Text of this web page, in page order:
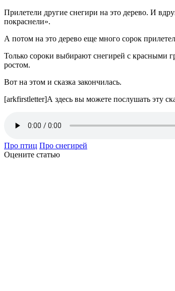
Прилетели другие снегири на это дерево. И
покраснели».
А потом на это дерево еще много сорок
Только сороки выбирают снегирей с красными
ростом.
Вот на этом и сказка закончилась.
[arkfirstletter]А здесь вы можете послушать эту
Про птиц Про снегирей
Оцените статью